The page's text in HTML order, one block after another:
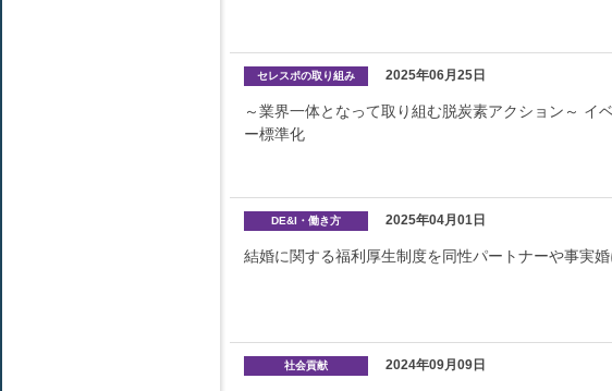
セレスポの取り組み 2025年06月25日
～業界一体となって取り組む脱炭素アクション～ イ
ー標準化
DE&I・働き方 2025年04月01日
結婚に関する福利厚生制度を同性パートナーや事実
社会貢献 2024年09月09日